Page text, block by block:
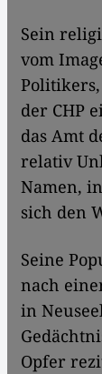
Sein
vom
der CHP
das Amt
relativ
Namen,
sich den
Seine
nach
in
Opfer